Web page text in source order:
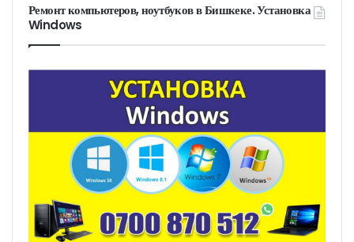
Ремонт компьютеров, ноутбуков в Бишкеке. Установка
Windows